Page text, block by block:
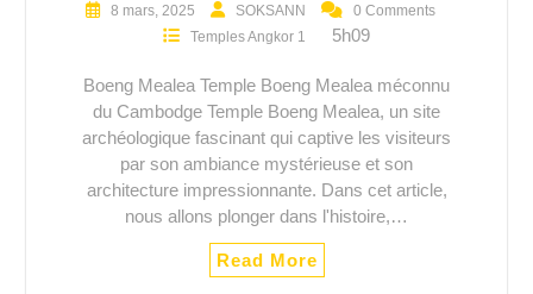
8 mars, 2025 SOKSANN
0 Comments
Temples Angkor 1
5h09
Boeng Mealea Temple Boeng Mealea méconnu
du Cambodge Temple Boeng Mealea, un site
archéologique fascinant qui captive les visiteurs
par son ambiance mystérieuse et son
architecture impressionnante. Dans cet article,
nous allons plonger dans l'histoire,…
Read More